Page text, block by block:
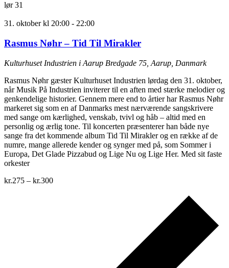
lør31
31. oktober kl 20:00 - 22:00
Rasmus Nøhr – Tid Til Mirakler
Kulturhuset Industrien i Aarup Bredgade 75, Aarup, Danmark
Rasmus Nøhr gæster Kulturhuset Industrien lørdag den 31. oktober,
når Musik På Industrien inviterer til en aften med stærke melodier og
genkendelige historier. Gennem mere end to årtier har Rasmus Nøhr
markeret sig som en af Danmarks mest nærværende sangskrivere
med sange om kærlighed, venskab, tvivl og håb – altid med en
personlig og ærlig tone. Til koncerten præsenterer han både nye
sange fra det kommende album Tid Til Mirakler og en række af de
numre, mange allerede kender og synger med på, som Sommer i
Europa, Det Glade Pizzabud og Lige Nu og Lige Her. Med sit faste
orkester
kr.275 – kr.300